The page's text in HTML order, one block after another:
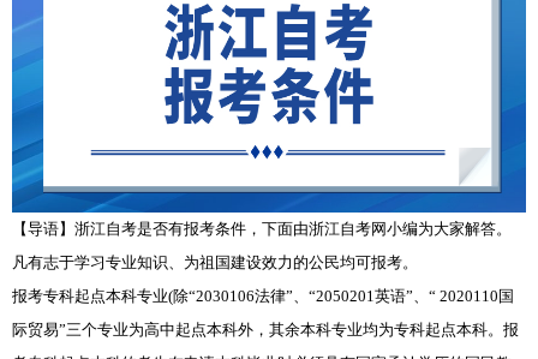
【导语】浙江自考是否有报考条件，下面由浙江自考网小编为大家解答。
凡有志于学习专业知识、为祖国建设效力的公民均可报考。
报考专科起点本科专业(除“2030106法律”、“2050201英语”、“ 2020110国
际贸易”三个专业为高中起点本科外，其余本科专业均为专科起点本科。报